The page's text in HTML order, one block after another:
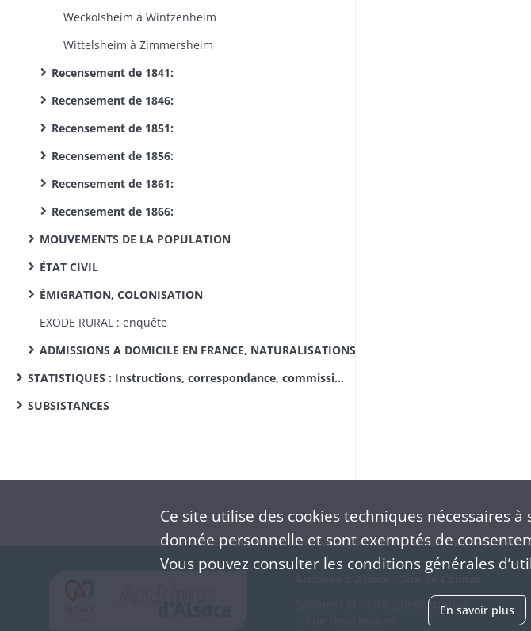
Weckolsheim à Wintzenheim
Wittelsheim à Zimmersheim
Recensement de 1841:
Recensement de 1846:
Recensement de 1851:
Recensement de 1856:
Recensement de 1861:
Recensement de 1866:
MOUVEMENTS DE LA POPULATION
ÉTAT CIVIL
ÉMIGRATION, COLONISATION
EXODE RURAL : enquête
ADMISSIONS A DOMICILE EN FRANCE, NATURALISATIONS
STATISTIQUES : Instructions, correspondance, commissions de statistique cantonale, enquêtes sur des sujets divers
SUBSISTANCES
Bâtiment M / Cité administrative
Ce site utilise des cookiestechniques nécessaires à
donnée personnelle et sont exemptés de
Vous pouvez consulter les conditions générales
En savoir plus